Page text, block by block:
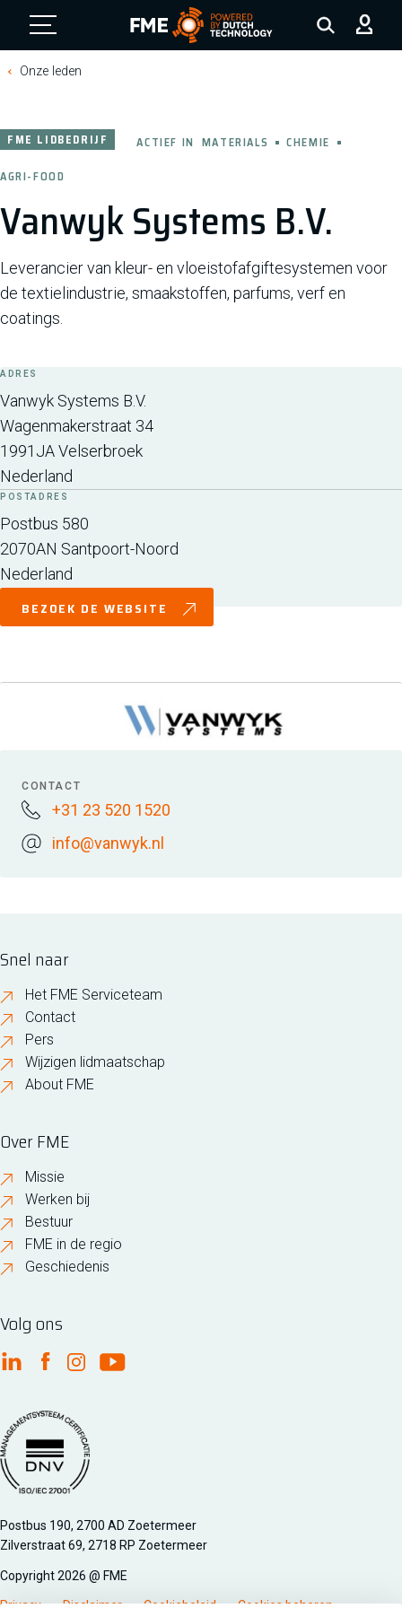
FME Logo, to the homepage
Onze leden
Vanwyk Systems B.V.
FME LIDBEDRIJF ACTIEF IN MATERIALS
CHEMIE
AGRI-FOOD
Leverancier van kleur- en vloeistofafgiftesystemen voor
de textielindustrie, smaakstoffen, parfums, verf en
coatings.
ADRES
Vanwyk Systems B.V.
Wagenmakerstraat 34
1991JAVelserbroek
Nederland
POSTADRES
Postbus 580
2070AN Santpoort-Noord
Nederland
BEZOEK DE WEBSITE
CONTACT
+31 23 520 1520
info@vanwyk.nl
Snel naar
Het FME Serviceteam
Contact
Pers
Wijzigen lidmaatschap
About FME
Over FME
Missie
Werken bij
Bestuur
FME in de regio
Geschiedenis
Volg ons
FME Linkedin
FME Facebook
FME Instagram
FME Youtube
Managementsyteem certificatie DNV iso/iec 27001
Postbus 190, 2700 AD Zoetermeer
Zilverstraat 69, 2718 RP Zoetermeer
Copyright 2026 @ FME